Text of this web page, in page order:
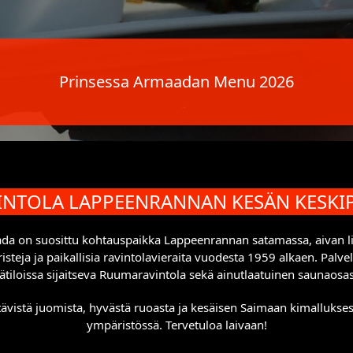
Prinsessa Armaadan Menu 2026
LAPPEENRANNAN KESÄN
on suosittu kohtauspaikka Lappeenrannan satamassa, aivan
ja paikallisia ravintolavieraita vuodesta 1959 alkaen.
sijaitseva Ruumaravintola sekä ainutlaatuinen
juomista, hyvästä ruoasta ja kesäisen Saimaan
ympäristössä. Tervetuloa laivaan!